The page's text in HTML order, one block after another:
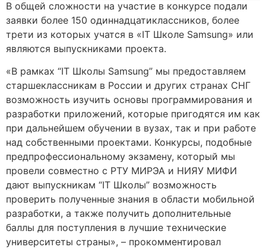
В общей сложности на участие в конкурсе подали
заявки более 150 одиннадцатиклассников, более
трети из которых учатся в «IT Школе Samsung» или
являются выпускниками проекта.
«В рамках “IT Школы Samsung” мы предоставляем
старшеклассникам в России и других странах СНГ
возможность изучить основы программирования и
разработки приложений, которые пригодятся им как
при дальнейшем обучении в вузах, так и при работе
над собственными проектами. Конкурсы, подобные
предпрофессиональному экзамену, который мы
провели совместно с РТУ МИРЭА и НИЯУ МИФИ
дают выпускникам “IT Школы” возможность
проверить полученные знания в области мобильной
разработки, а также получить дополнительные
баллы для поступления в лучшие технические
университеты страны», – прокомментировал